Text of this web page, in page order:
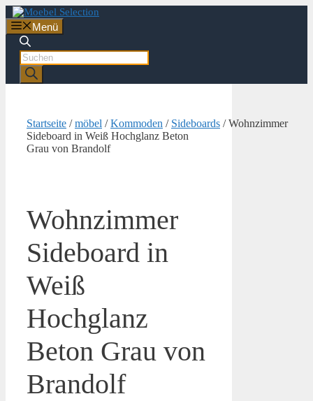
Zum
Inhalt
springen
Menü
Products
search
Startseite /möbel /Kommoden / Sideboards / Wohnzimmer
Sideboard in Weiß Hochglanz Beton
Grau von Brandolf
Wohnzimmer
Sideboard in
Weiß
Hochglanz
Beton Grau von
Brandolf